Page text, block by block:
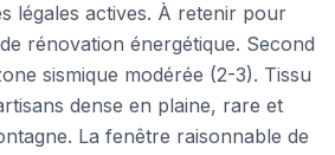
légales actives. À retenir pour
rénovation énergétique. Second
sismique modérée (2-3). Tissu
dense en plaine, rare et
La fenêtre raisonnable de